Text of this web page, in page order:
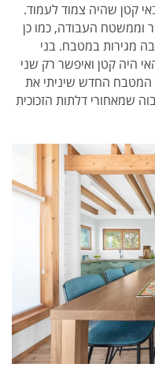
קטן שהיה צמוד לעמוד.
וממשטח העבודה, כמו כן
מגירות במטבח. בני
היה קטן ואיפשר רק שני
המטבח החדש שיניתי את
שמאחורי דלתות הזכוכית